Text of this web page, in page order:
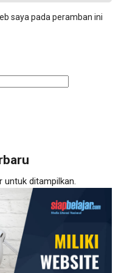
saya pada peramban ini
untuk ditampilkan.